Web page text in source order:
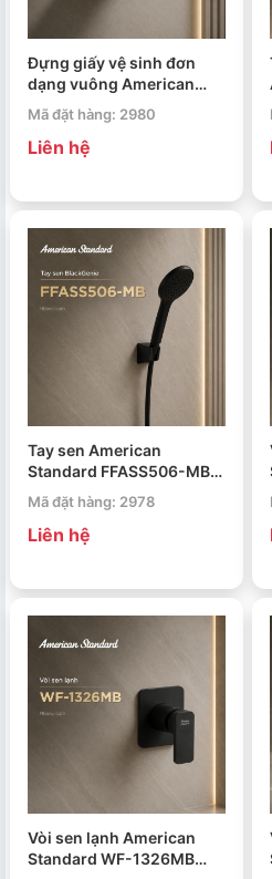
Đựng giấy vệ sinh đơn
dạng vuông American
Standard WF-0498MB
Concept
Mã đặt hàng: 2980
Liên hệ
Tay sen American
Standard FFASS506-MB
Black Genie
Mã đặt hàng: 2978
Liên hệ
Vòi sen lạnh American
Standard WF-1326MB